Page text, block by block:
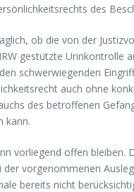
des
ob die von der
gestützte Urinkontrolle
schwerwiegenden
auch ohne
des betroffenen
kann.
vorliegend offen bleiben.
der vorgenommenen
bereits nicht